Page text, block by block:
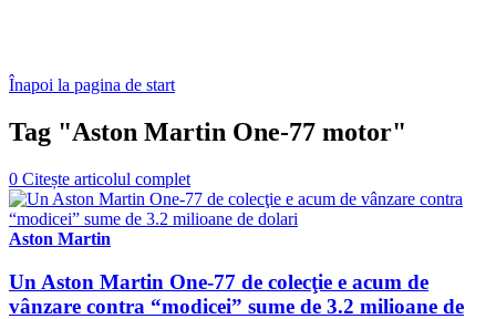
Înapoi la pagina de start
Tag "Aston Martin One-77 motor"
0 Citește articolul complet
Aston Martin
Un Aston Martin One-77 de colecţie e acum de
vânzare contra “modicei” sume de 3.2 milioane de